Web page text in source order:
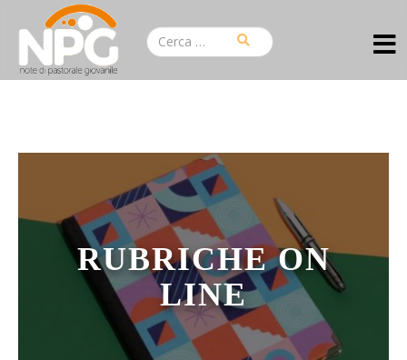
RUBRICHE ON
LINE